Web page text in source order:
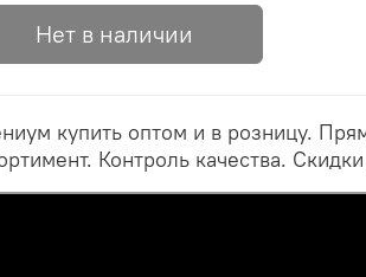
Нет в наличии
купить оптом и в розницу.
Контроль качества.